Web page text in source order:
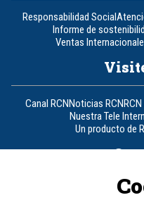
Responsabilidad Social
Informe de
Ventas
Canal RCNNoticias RCN
Nuestra Tele
Un producto de
Teléfono